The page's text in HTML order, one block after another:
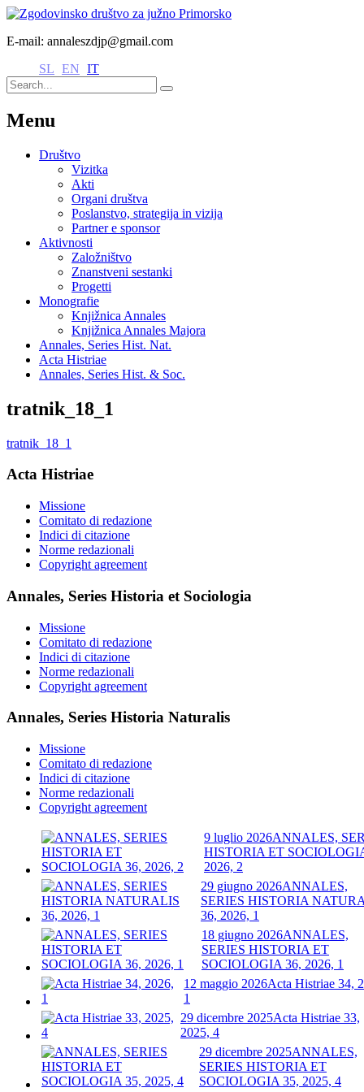
E-mail: annaleszdjp@gmail.com
SL EN IT
Menu
Društvo
Vizitka
Akti
Organi društva
Poslanstvo, strategija in vizija
Partner e sponsor
Aktivnosti
Založništvo
Znanstveni sestanki
Progetti
Monografie
Knjižnica Annales
Knjižnica Annales Majora
Annales, Series Hist. Nat.
Acta Histriae
Annales, Series Hist. & Soc.
tratnik_18_1
tratnik_18_1
Acta Histriae
Missione
Comitato di redazione
Indici di citazione
Norme redazionali
Copyright agreement
Annales, Series Historia et Sociologia
Missione
Comitato di redazione
Indici di citazione
Norme redazionali
Copyright agreement
Annales, Series Historia Naturalis
Missione
Comitato di redazione
Indici di citazione
Norme redazionali
Copyright agreement
9 luglio 2026ANNALES,
HISTORIA ET
2026, 2
29 giugno 2026ANNALES,
SERIES HISTORIA
36, 2026, 1
18 giugno 2026ANNALES,
SERIES HISTORIA ET
SOCIOLOGIA 36, 2026, 1
12 maggio 2026Acta Histriae 34,
1
29 dicembre 2025Acta Histriae 33,
2025, 4
29 dicembre 2025ANNALES,
SERIES HISTORIA ET
SOCIOLOGIA 35, 2025, 4